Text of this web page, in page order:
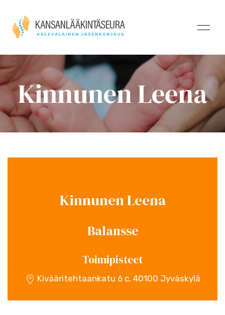
Kinnunen Leena
Kinnunen Leena
Balansse
Toimipisteet
Kivääritehtaankatu 6 c, 40100 Jyväskylä